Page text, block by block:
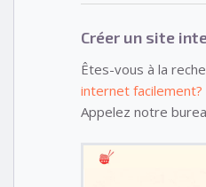
Créer un site
Êtes-vous à la
internet facilement?
Appelez notre